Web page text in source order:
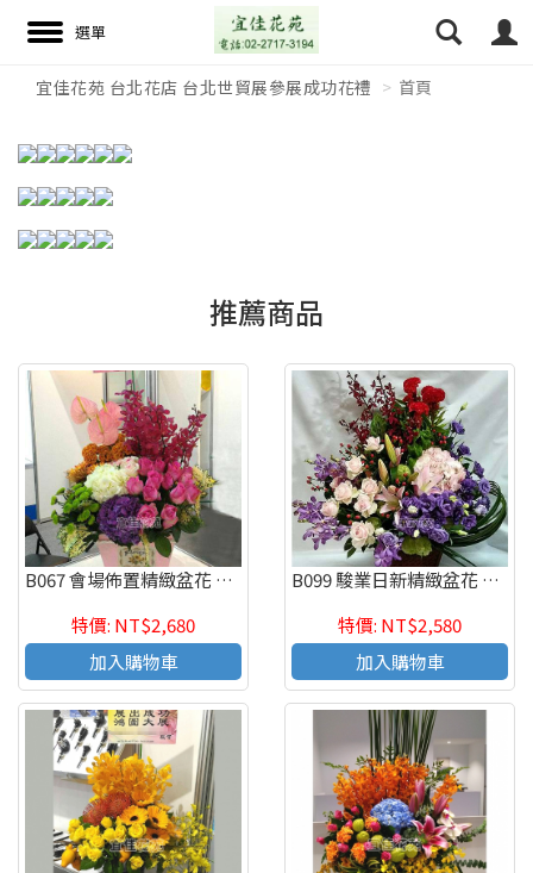
宜佳花苑 台北花店 台北世貿展參展成功花禮 首頁
推薦商品
B067 會場佈置精緻盆花 慶祝榮陞、開幕喬遷、參展成功
特價: NT$2,680
加入購物車
B099 駿業日新精緻盆花 慶祝榮陞、開幕喬遷、參展成功
特價: NT$2,580
加入購物車